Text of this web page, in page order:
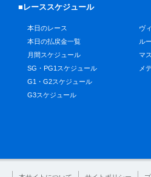
■レーススケジュール
本日のレース
本日の払戻金一覧
月間スケジュール
SG・PG1スケジュール
G1・G2スケジュール
G3スケジュール
ヴ
ル
マ
メ